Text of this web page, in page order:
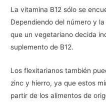
La vitamina B12 sólo se
Dependiendo del número y
que un vegetariano decida
suplemento de B12.
Los flexitarianos también
zinc y hierro, ya que estos
partir de los alimentos de